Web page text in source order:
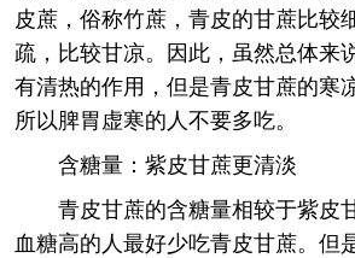
皮蔗，俗称竹蔗，青皮的甘蔗比较
疏，比较甘凉。因此，虽然总体来
有清热的作用，但是青皮甘蔗的寒
所以脾胃虚寒的人不要多吃。
含糖量：紫皮甘蔗更清淡
青皮甘蔗的含糖量相较于紫皮
血糖高的人最好少吃青皮甘蔗。但